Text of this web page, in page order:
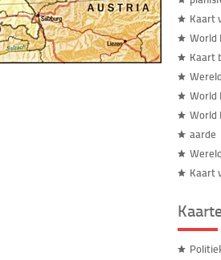
Kaart
World
Kaart
World
World
aarde
Kaart